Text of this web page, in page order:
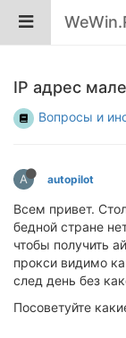
IP адрес
Вопросы и
A autopilot
Всем привет.
бедной стране
чтобы получить
прокси видимо
след день без
Посоветуйте